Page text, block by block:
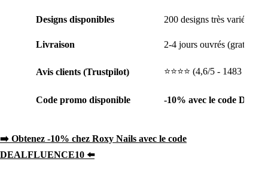
Designs disponibles 200 designs très variés
Livraison 2-4 jours ouvrés (gratuite
Avis clients (Trustpilot) ⭐️⭐️⭐️⭐️ (4,6/5 - 1483 avis)
Code promo disponible -10% avec le code
➡️ Obtenez -10% chez Roxy Nails avec le code
DEALFLUENCE10 ⬅️